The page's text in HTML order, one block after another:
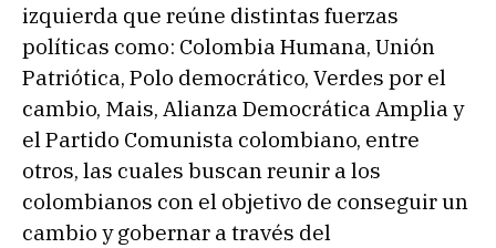
izquierda que reúne distintas fuerzas
políticas como: Colombia Humana, Unión
Patriótica, Polo democrático, Verdes por el
cambio, Mais, Alianza Democrática Amplia y
el Partido Comunista colombiano, entre
otros, las cuales buscan reunir a los
colombianos con el objetivo de conseguir un
cambio y gobernar a través del